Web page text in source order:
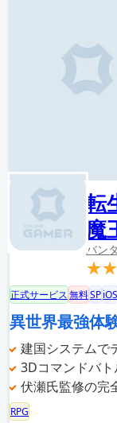
転
魔
バン
正式サービス無料SPiOS
異世界最強体
建国システムで
3Dコマンドバ
伏瀬氏監修の完
RPG